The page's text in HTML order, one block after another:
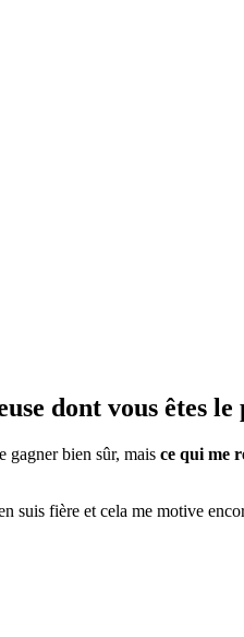
dont vous êtes le
gagner bien sûr, mais ce qui me
suis fière et cela me motive